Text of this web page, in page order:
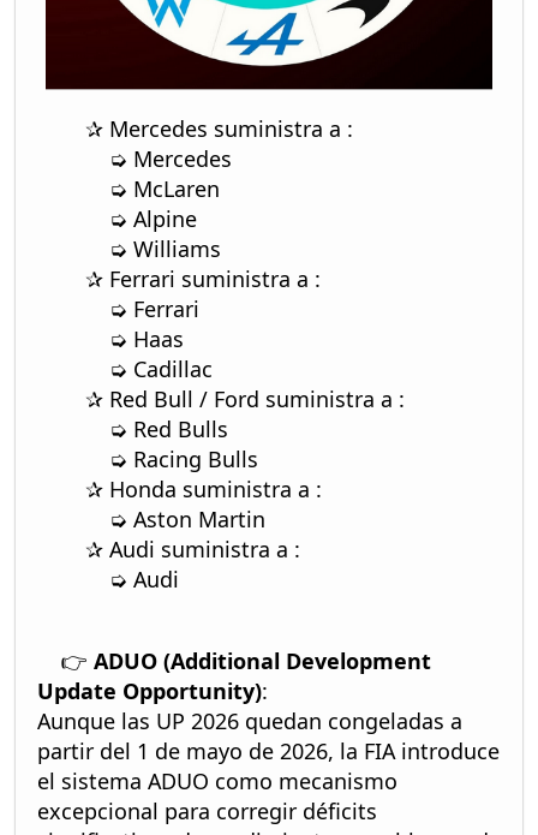
✰ Mercedes suministra a :
➭ Mercedes
➭ McLaren
➭ Alpine
➭ Williams
✰ Ferrari suministra a :
➭ Ferrari
➭ Haas
➭ Cadillac
✰ Red Bull / Ford suministra a :
➭ Red Bulls
➭ Racing Bulls
✰ Honda suministra a :
➭ Aston Martin
✰ Audi suministra a :
➭ Audi
👉 ADUO (Additional Development
Update Opportunity):
Aunque las UP 2026 quedan congeladas a
partir del 1 de mayo de 2026, la FIA introduce
el sistema ADUO como mecanismo
excepcional para corregir déficits